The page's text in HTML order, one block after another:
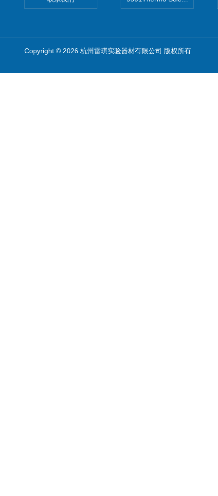
Copyright © 2026 杭州雷琪实验器材有限公司 版权所有